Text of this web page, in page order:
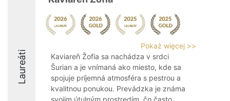
Laureáti
Pokaż więcej >>
Kaviareň Žofia sa nachádza v srdci
Šurian a je vnímaná ako miesto, kde sa
spojuje príjemná atmosféra s pestrou a
kvalitnou ponukou. Prevádzka je známa
svojim útulným prostredím, čo často